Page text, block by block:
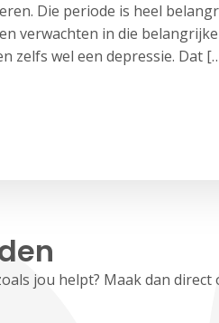
Die periode is heel
verwachten in die
zelfs wel een depressie. Dat
jou helpt? Maak dan direct